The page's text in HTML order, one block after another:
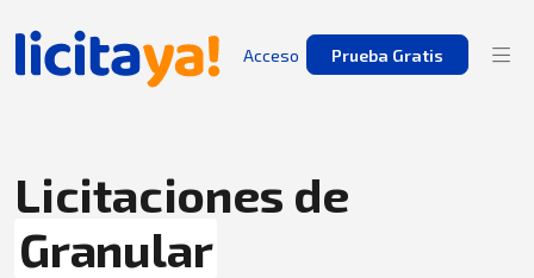
Acceso Prueba Gratis
Licitaciones de
Granular